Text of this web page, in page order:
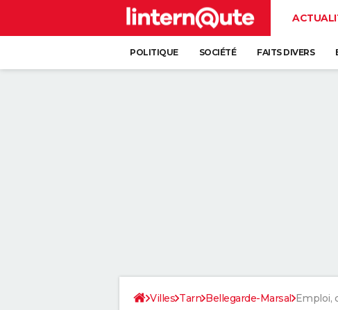
POLITIQUE SOCIÉTÉ FAITS DIVERS
Villes Tarn Bellegarde-Marsal Emploi,